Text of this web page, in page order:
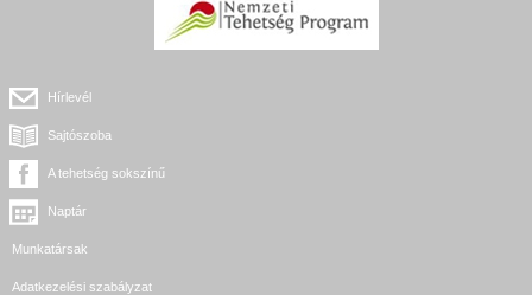
Hírlevél
Sajtószoba
A tehetség sokszínű
Naptár
Munkatársak
Adatkezelési szabályzat